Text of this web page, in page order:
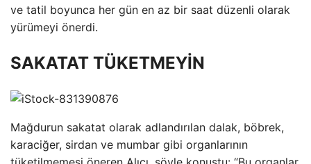
ve tatil boyunca her gün en az bir saat düzenli olarak
yürümeyi önerdi.
SAKATAT TÜKETMEYİN
Mağdurun sakatat olarak adlandırılan dalak, böbrek,
karaciğer, sirdan ve mumbar gibi organlarının